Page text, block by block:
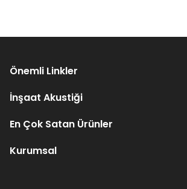
Önemli Linkler
İnşaat Akustiği
En Çok Satan Ürünler
Kurumsal